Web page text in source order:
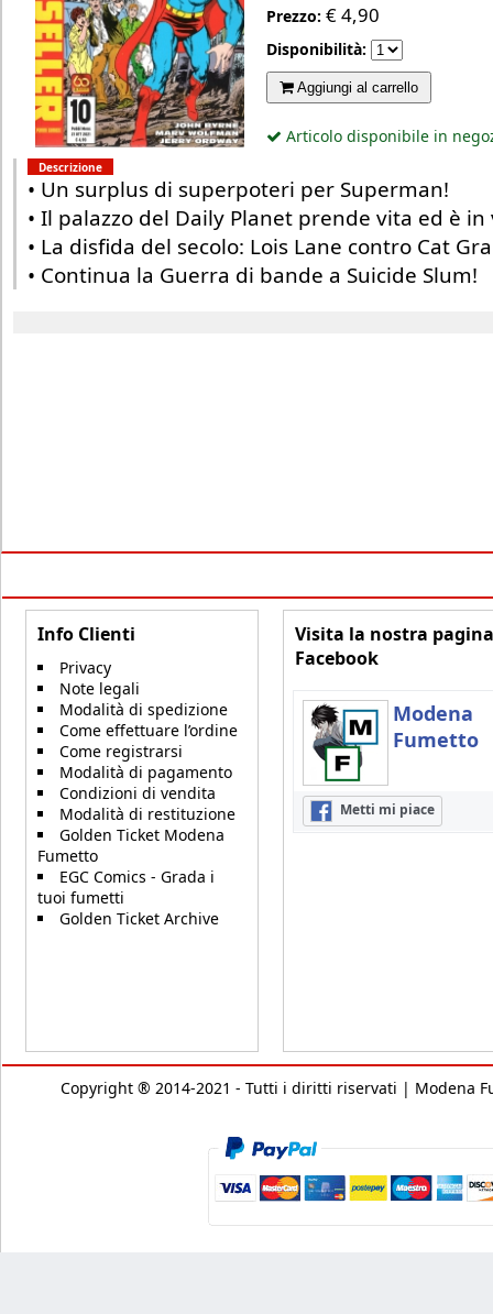
Prezzo: €4,90
Disponibilità:
Aggiungi al carrello
Articolo disponibile in
Descrizione
• Un surplus di superpoteri per Superman!
• Il palazzo del Daily Planet prende vita ed è
• La disfida del secolo: Lois Lane contro Cat
• Continua la Guerra di bande a Suicide Slum!
Info Clienti
Privacy
Note legali
Modalità di spedizione
Come effettuare l’ordine
Come registrarsi
Modalità di pagamento
Condizioni di vendita
Modalità di restituzione
Golden Ticket Modena
Fumetto
EGC Comics - Grada i
tuoi fumetti
Golden Ticket Archive
Visita la nostra pagina
Facebook
Modena
Fumetto
Metti mi piace
Copyright ® 2014-2021 - Tutti i diritti riservati | Modena